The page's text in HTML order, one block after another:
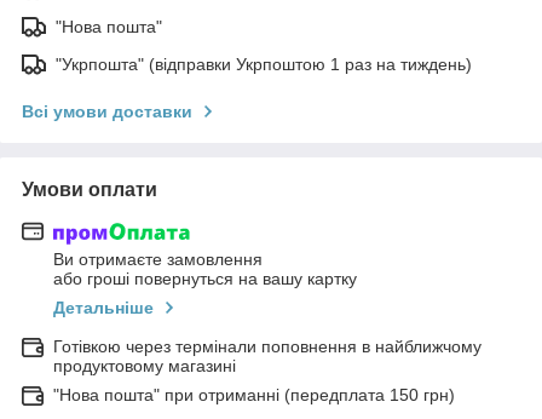
"Нова пошта"
"Укрпошта" (відправки Укрпоштою 1 раз на тиждень)
Всі умови доставки
Умови оплати
Ви отримаєте замовлення
або гроші повернуться на вашу картку
Детальніше
Готівкою через термінали поповнення в найближчому
продуктовому магазині
"Нова пошта" при отриманні (передплата 150 грн)